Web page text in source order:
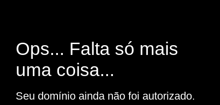
Ops... Falta só mais
uma coisa...
Seu domínio ainda não foi autorizado.